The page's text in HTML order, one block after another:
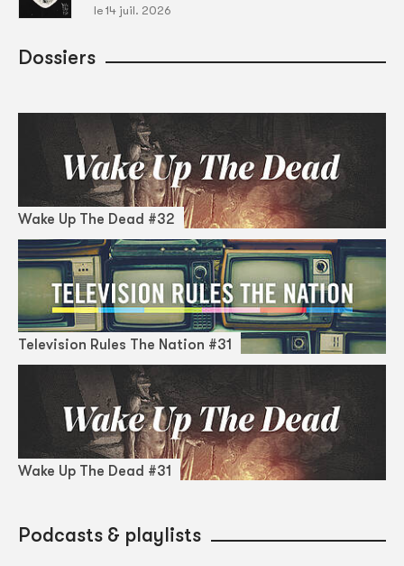
le 14 juil. 2026
Dossiers
Wake Up The Dead #32
Television Rules The Nation #31
Wake Up The Dead #31
Podcasts & playlists